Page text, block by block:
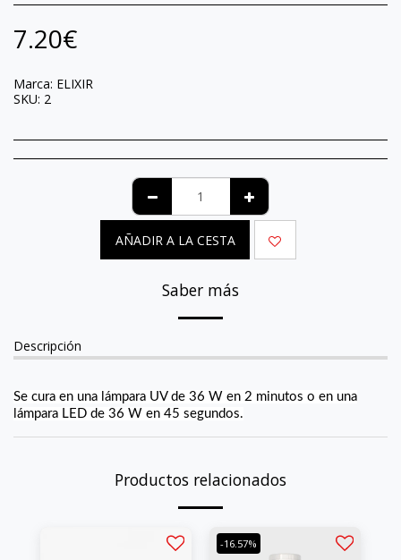
7.20€
Marca: ELIXIR
SKU: 2
AÑADIR A LA CESTA
Saber más
Descripción
Se cura en una lámpara UV de 36 W en 2 minutos o en una
lámpara LED de 36 W en 45 segundos.
Productos relacionados
-16.57%